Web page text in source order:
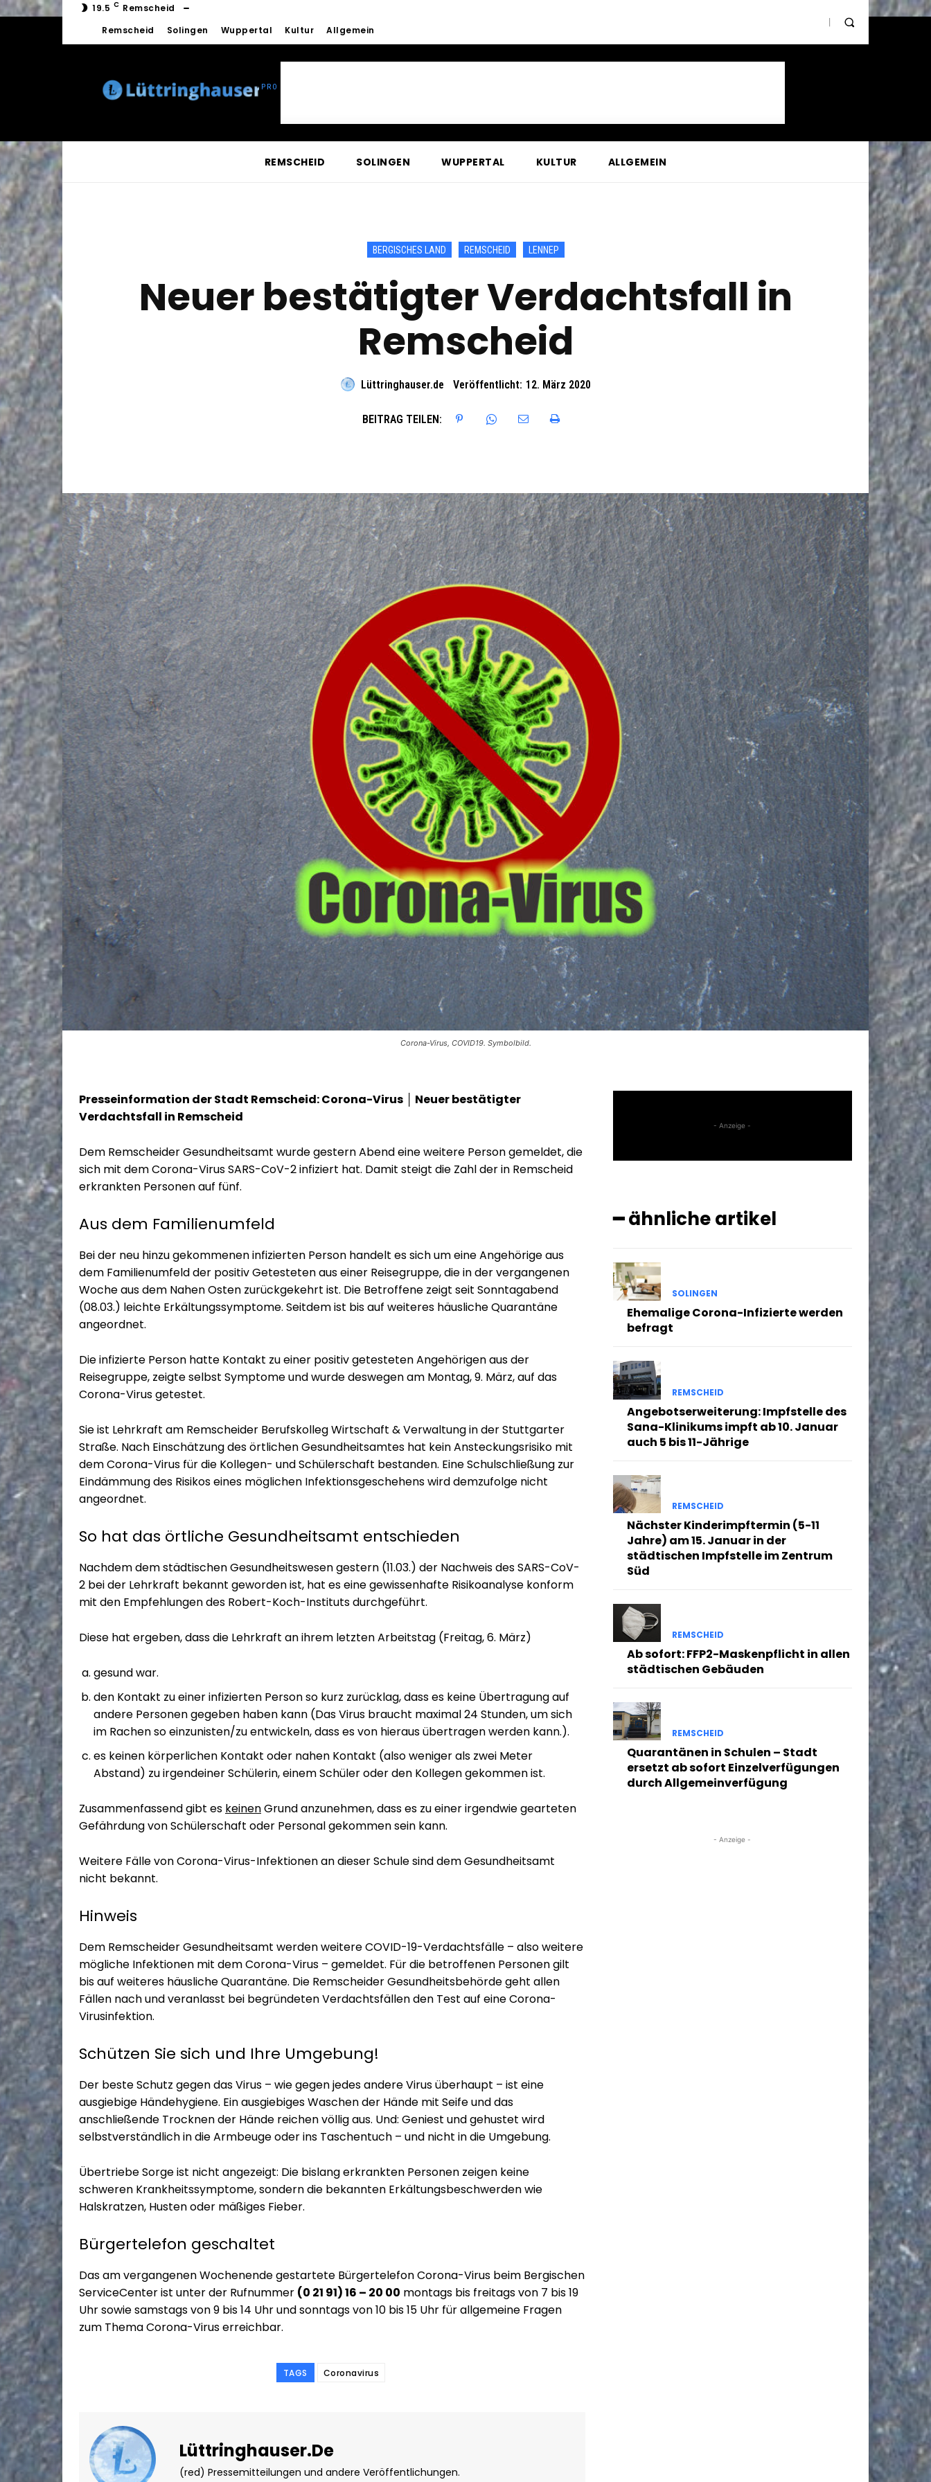
19.5 C Remscheid
Remscheid
Solingen Wuppertal Kultur Allgemein
REMSCHEID SOLINGEN WUPPERTAL KULTUR ALLGEMEIN
BERGISCHES LAND REMSCHEID LENNEP
Neuer bestätigter Verdachtsfall in
Remscheid
Lüttringhauser.de Veröffentlicht: 12. März 2020
BEITRAG TEILEN:
Corona-Virus, COVID19. Symbolbild.
Presseinformation der Stadt Remscheid: Corona-Virus │ Neuer bestätigter
Verdachtsfall in Remscheid
Dem Remscheider Gesundheitsamt wurde gestern Abend eine weitere Person gemeldet, die
sich mit dem Corona-Virus SARS-CoV-2 infiziert hat. Damit steigt die Zahl der in Remscheid
erkrankten Personen auf fünf.
Aus dem Familienumfeld
Bei der neu hinzu gekommenen infizierten Person handelt es sich um eine Angehörige aus
dem Familienumfeld der positiv Getesteten aus einer Reisegruppe, die in der vergangenen
Woche aus dem Nahen Osten zurückgekehrt ist. Die Betroffene zeigt seit Sonntagabend
(08.03.) leichte Erkältungssymptome. Seitdem ist bis auf weiteres häusliche Quarantäne
angeordnet.
Die infizierte Person hatte Kontakt zu einer positiv getesteten Angehörigen aus der
Reisegruppe, zeigte selbst Symptome und wurde deswegen am Montag, 9. März, auf das
Corona-Virus getestet.
Sie ist Lehrkraft am Remscheider Berufskolleg Wirtschaft & Verwaltung in der Stuttgarter
Straße. Nach Einschätzung des örtlichen Gesundheitsamtes hat kein Ansteckungsrisiko mit
dem Corona-Virus für die Kollegen- und Schülerschaft bestanden. Eine Schulschließung zur
Eindämmung des Risikos eines möglichen Infektionsgeschehens wird demzufolge nicht
angeordnet.
So hat das örtliche Gesundheitsamt entschieden
Nachdem dem städtischen Gesundheitswesen gestern (11.03.) der Nachweis des SARS-CoV-
2 bei der Lehrkraft bekannt geworden ist, hat es eine gewissenhafte Risikoanalyse konform
mit den Empfehlungen des Robert-Koch-Instituts durchgeführt.
Diese hat ergeben, dass die Lehrkraft an ihrem letzten Arbeitstag (Freitag, 6. März)
gesund war.
den Kontakt zu einer infizierten Person so kurz zurücklag, dass es keine Übertragung auf
andere Personen gegeben haben kann (Das Virus braucht maximal 24 Stunden, um sich
im Rachen so einzunisten/zu entwickeln, dass es von hieraus übertragen werden kann.).
es keinen körperlichen Kontakt oder nahen Kontakt (also weniger als zwei Meter
Abstand) zu irgendeiner Schülerin, einem Schüler oder den Kollegen gekommen ist.
Zusammenfassend gibt es keinenGrund anzunehmen, dass es zu einer irgendwie gearteten
Gefährdung von Schülerschaft oder Personal gekommen sein kann.
Weitere Fälle von Corona-Virus-Infektionen an dieser Schule sind dem Gesundheitsamt
nicht bekannt.
Hinweis
Dem Remscheider Gesundheitsamt werden weitere COVID-19-Verdachtsfälle – also weitere
mögliche Infektionen mit dem Corona-Virus – gemeldet. Für die betroffenen Personen gilt
bis auf weiteres häusliche Quarantäne. Die Remscheider Gesundheitsbehörde geht allen
Fällen nach und veranlasst bei begründeten Verdachtsfällen den Test auf eine Corona-
Virusinfektion.
Schützen Sie sich und Ihre Umgebung!
Der beste Schutz gegen das Virus – wie gegen jedes andere Virus überhaupt – ist eine
ausgiebige Händehygiene. Ein ausgiebiges Waschen der Hände mit Seife und das
anschließende Trocknen der Hände reichen völlig aus. Und: Geniest und gehustet wird
selbstverständlich in die Armbeuge oder ins Taschentuch – und nicht in die Umgebung.
Übertriebe Sorge ist nicht angezeigt: Die bislang erkrankten Personen zeigen keine
schweren Krankheitssymptome, sondern die bekannten Erkältungsbeschwerden wie
Halskratzen, Husten oder mäßiges Fieber.
Bürgertelefon geschaltet
Das am vergangenen Wochenende gestartete Bürgertelefon Corona-Virus beim Bergischen
ServiceCenter ist unter der Rufnummer (0 21 91) 16 – 20 00 montags bis freitags von 7 bis 19
Uhr sowie samstags von 9 bis 14 Uhr und sonntags von 10 bis 15 Uhr für allgemeine Fragen
zum Thema Corona-Virus erreichbar.
TAGS Coronavirus
Lüttringhauser.de
(red) Pressemitteilungen und andere Veröffentlichungen.
- Anzeige -
━ ähnliche artikel
SOLINGEN
Ehemalige Corona-Infizierte werden
befragt
REMSCHEID
Angebotserweiterung: Impfstelle des
Sana-Klinikums impft ab 10. Januar
auch 5 bis 11-Jährige
REMSCHEID
Nächster Kinderimpftermin (5-11
Jahre) am 15. Januar in der
städtischen Impfstelle im Zentrum
Süd
REMSCHEID
Ab sofort: FFP2-Maskenpflicht in allen
städtischen Gebäuden
REMSCHEID
Quarantänen in Schulen – Stadt
ersetzt ab sofort Einzelverfügungen
durch Allgemeinverfügung
- Anzeige -